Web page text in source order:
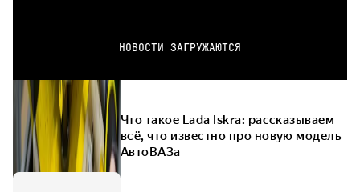
НОВОСТИ ЗАГРУЖАЮТСЯ
Что такое Lada Iskra: рассказываем
всё, что известно про новую модель
АвтоВАЗа